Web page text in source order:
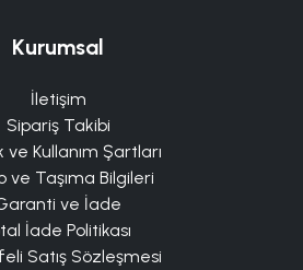
Kurumsal
İletişim
Sipariş Takibi
ve Kullanım Şartları
ve Taşıma Bilgileri
ve İade
İade Politikası
Satış Sözleşmesi